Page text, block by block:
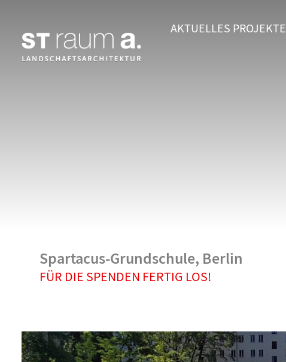
AKTUELLES PROJEKTE
Spartacus-Grundschule, Berlin
FÜR DIE SPENDEN FERTIG LOS!